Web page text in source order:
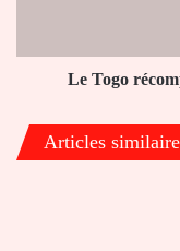
palu
Le Togo
Articles